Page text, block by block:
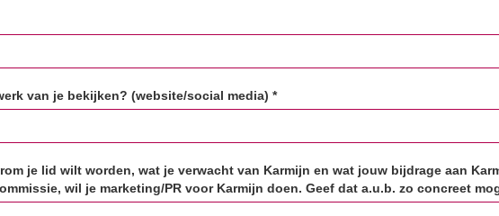
van je bekijken? (website/social media) *
je lid wilt worden, wat je verwacht van Karmijn en wat jouw bijdrage aan
wil je marketing/PR voor Karmijn doen. Geef dat a.u.b. zo concreet